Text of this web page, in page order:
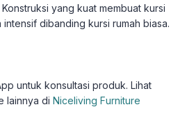
yang kuat membuat kursi
dibanding kursi rumah biasa.
untuk konsultasi produk. Lihat
lainnya di Niceliving Furniture